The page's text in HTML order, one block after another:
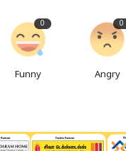
0
Funny
0
Angry